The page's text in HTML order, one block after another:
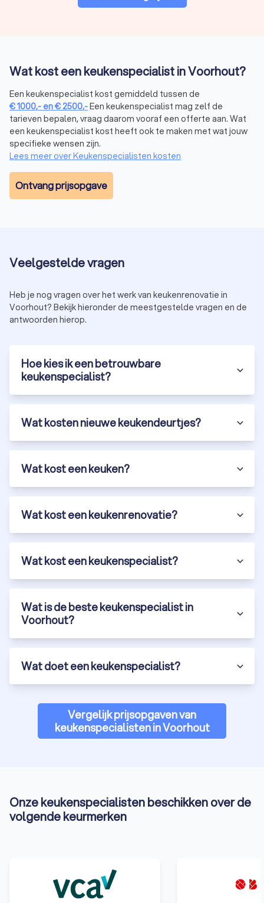
Waarom kiezen voor een keukenspecialist in
Voorhout via Trustoo?
Bij Trustoo krijg je toegang tot de beste keukenspecialisten
uit Voorhout, gebaseerd op klantbeoordelingen, ervaring en
certificeringen. Hier zijn enkele voordelen:
Gratis offertes:vraag vrijblijvend meerdere offertes aan.
Beoordelingen:lees recensies van andere klanten.
Breed aanbod:vind specialisten voor kleine en grote
renovaties.
Laat jouw keuken opknappen door een professional en
ontdek wat een keukenrenovatie doet voor jouw huis. Vraag
Wat kost een keukenspecialist in Voorhout?
Een keukenspecialist kost gemiddeld tussen de
€1000,- en€2500,-Een keukenspecialist mag zelf de
tarieven bepalen, vraag daarom vooraf een offerte aan. Wat
een keukenspecialist kost heeft ook te maken met wat jouw
specifieke wensen zijn.
Lees meer over Keukenspecialisten kosten
Ontvang prijsopgave
Veelgestelde vragen
Heb je nog vragen over het werk van keukenrenovatie in
Voorhout? Bekijk hieronder de meestgestelde vragen en de
antwoorden hierop.
Hoe kies ik een betrouwbare
keukenspecialist?
Wat kosten nieuwe keukendeurtjes?
Wat kost een keuken?
Wat kost een keukenrenovatie?
Wat kost een keukenspecialist?
Wat is de beste keukenspecialist in
Voorhout?
Wat doet een keukenspecialist?
Vergelijk prijsopgaven van
keukenspecialisten in Voorhout
Onze keukenspecialisten beschikken over de
volgende keurmerken